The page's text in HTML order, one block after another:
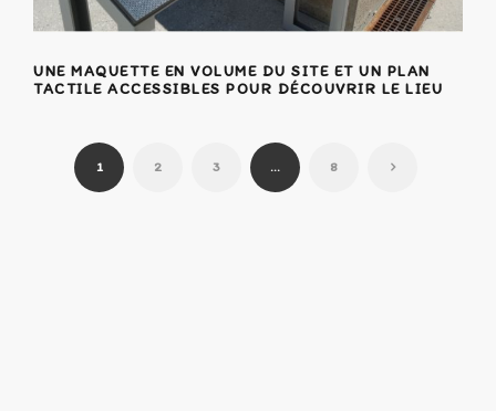
UNE MAQUETTE EN VOLUME DU SITE ET UN PLAN
TACTILE ACCESSIBLES POUR DÉCOUVRIR LE LIEU
1 2 3 … 8